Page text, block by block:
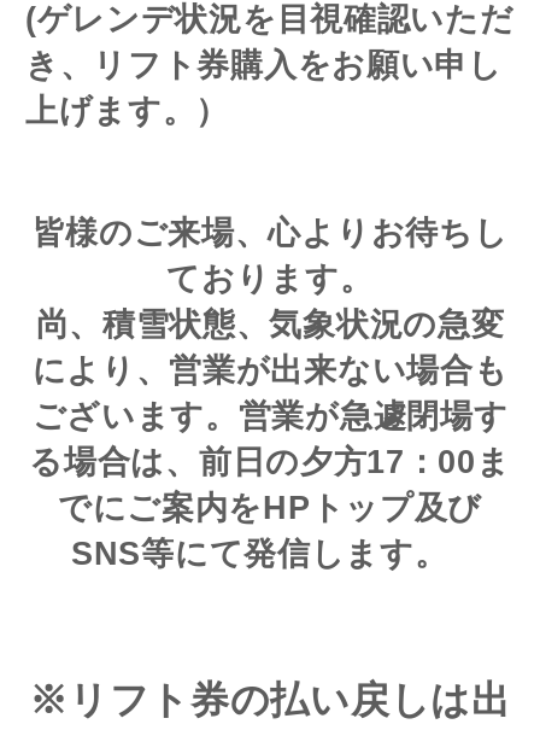
(ゲレンデ状況を目視確認いただ
き、リフト券購入をお願い申し
上げます。）
皆様のご来場、心よりお待ちし
ております。
尚、積雪状態、気象状況の急変
により、営業が出来ない場合も
ございます。営業が急遽閉場す
る場合は、前日の夕方17：00ま
でにご案内をHPトップ及び
SNS等にて発信します。
※リフト券の払い戻しは出